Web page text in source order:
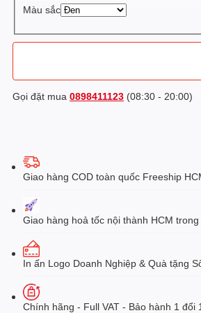
Màu sắc
Gọi đặt mua 0898411123 (08:30 - 20:00)
Giao hàng COD toàn quốc Freeship
Giao hàng hoả tốc nội thành HCM
In ấn Logo Doanh Nghiệp & Quà tặng
Chính hãng - Full VAT - Bảo hành 1 đổi 1